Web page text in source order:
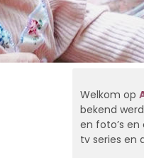
Welkom op
bekend
en foto’s
tv series en